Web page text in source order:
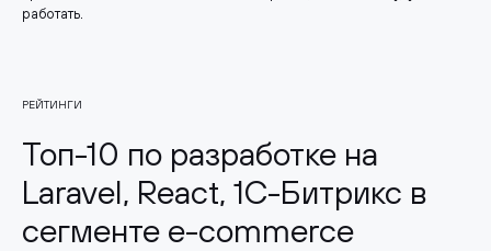
работать.
РЕЙТИНГИ
Топ-10 по разработке на
Laravel, React, 1С-Битрикс в
сегменте e-commerce